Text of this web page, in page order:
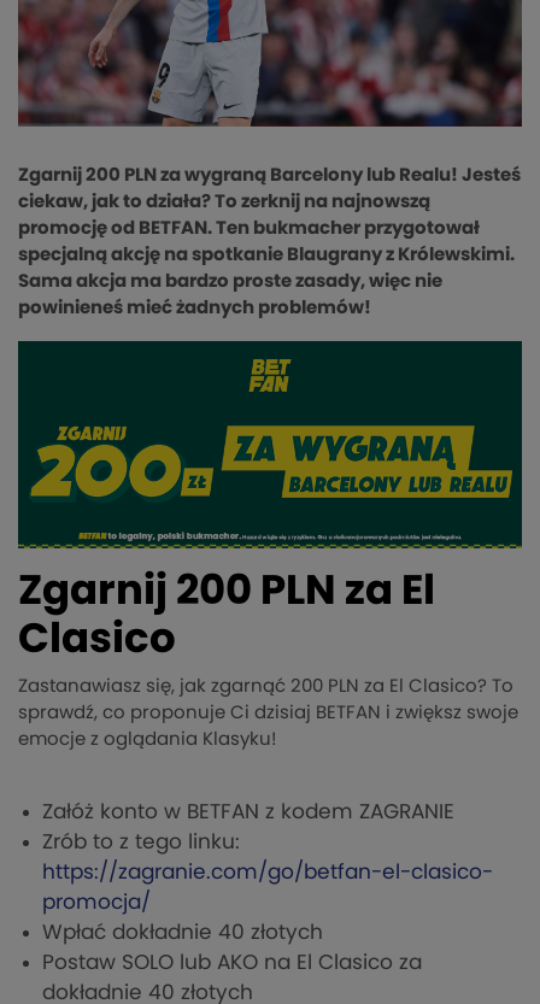
Zgarnij 200 PLN za wygraną Barcelony lub Realu! Jesteś
ciekaw, jak to działa? To zerknij na najnowszą
promocję od BETFAN. Ten bukmacher przygotował
specjalną akcję na spotkanie Blaugrany z Królewskimi.
Sama akcja ma bardzo proste zasady, więc nie
powinieneś mieć żadnych problemów!
Zgarnij 200 PLN za El
Clasico
Zastanawiasz się, jak zgarnąć 200 PLN za El Clasico? To
sprawdź, co proponuje Ci dzisiaj BETFAN i zwiększ swoje
emocje z oglądania Klasyku!
Załóż konto w BETFAN z kodem ZAGRANIE
Zrób to z tego linku:
https://zagranie.com/go/betfan-el-clasico-
promocja/
Wpłać dokładnie 40 złotych
Postaw SOLO lub AKO na El Clasico za
dokładnie 40 złotych